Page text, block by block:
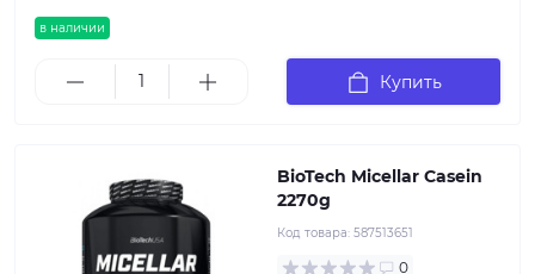
в наличии
Купить
BioTech Micellar Casein
2270g
Код товара: 587513651
0